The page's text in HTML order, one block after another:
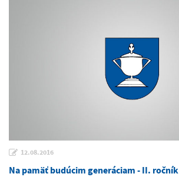
12.08.2016
Na pamäť budúcim generáciam - II. ročník